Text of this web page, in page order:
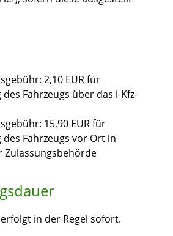
2,10 EUR für
Fahrzeugs über das i-Kfz-
15,90 EUR für
Fahrzeugs vor Ort in
Zulassungsbehörde
in der Regel sofort.